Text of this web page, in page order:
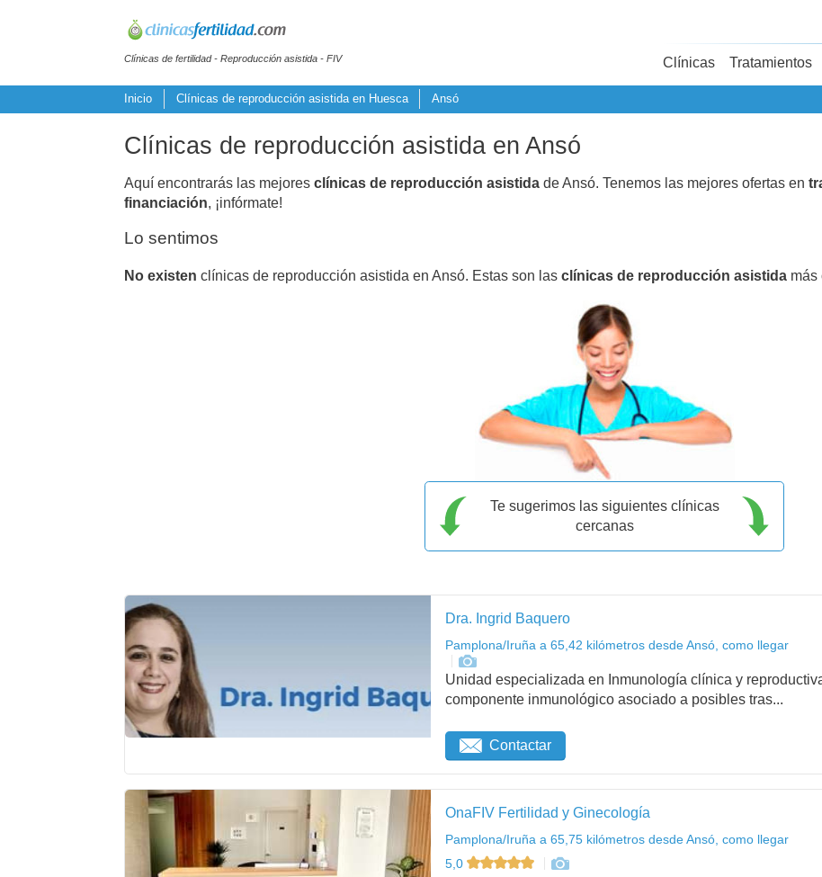
Clínicas de fertilidad - Reproducción asistida - FIV Clínicas Tratamientos
Inicio Clínicas de reproducción asistida en Huesca Ansó
Clínicas de reproducción asistida en Ansó
Aquí encontrarás las mejores clínicas de reproducción asistida de Ansó. Tenemos las mejores ofertas en
financiación, ¡infórmate!
Lo sentimos
No existen clínicas de reproducción asistida en Ansó. Estas son las clínicas de reproducción asistida más
Te sugerimos las siguientes clínicas
cercanas
Dra. Ingrid Baquero
Pamplona/Iruña a 65,42 kilómetros desde Ansó, como llegar
Unidad especializada en Inmunología clínica y
componente inmunológico asociado a posibles tras...
Contactar
OnaFIV Fertilidad y Ginecología
Pamplona/Iruña a 65,75 kilómetros desde Ansó, como llegar
5,0